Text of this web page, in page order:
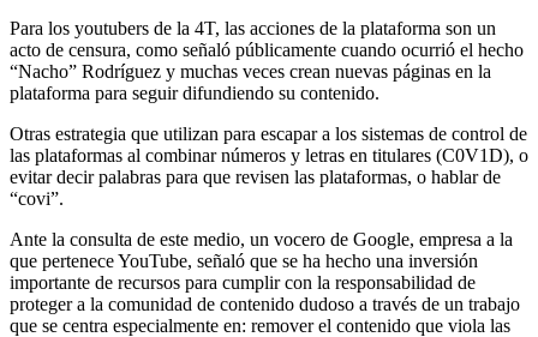
Para los youtubers de la 4T, las acciones de la plataforma son un
acto de censura, como señaló públicamente cuando ocurrió el hecho
“Nacho” Rodríguez y muchas veces crean nuevas páginas en la
plataforma para seguir difundiendo su contenido.
Otras estrategia que utilizan para escapar a los sistemas de control de
las plataformas al combinar números y letras en titulares (C0V1D), o
evitar decir palabras para que revisen las plataformas, o hablar de
“covi”.
Ante la consulta de este medio, un vocero de Google, empresa a la
que pertenece YouTube, señaló que se ha hecho una inversión
importante de recursos para cumplir con la responsabilidad de
proteger a la comunidad de contenido dudoso a través de un trabajo
que se centra especialmente en: remover el contenido que viola las